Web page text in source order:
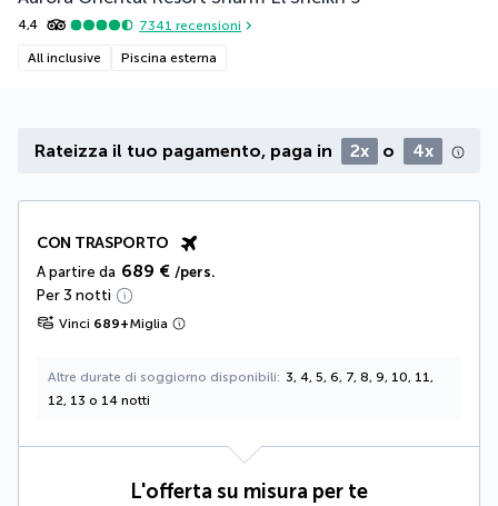
4,4 7341 recensioni
All inclusive Piscina esterna
Rateizza il tuo pagamento, paga in 2x o 4x
CON TRASPORTO
A partire da 689 € /pers.
Per 3 notti
Vinci 689+Miglia
Altre durate di soggiorno disponibili
3, 4, 5, 6, 7, 8, 9, 10, 11,
12, 13 o 14 notti
L'offerta su misura per te